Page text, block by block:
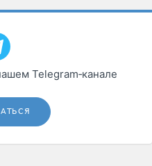
Telegram‑канале